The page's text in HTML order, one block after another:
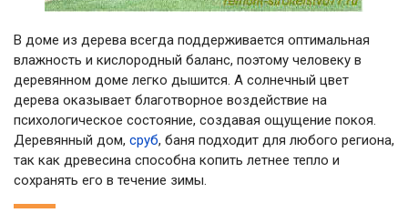
В доме из дерева всегда поддерживается оптимальная
влажность и кислородный баланс, поэтому человеку в
деревянном доме легко дышится. А солнечный цвет
дерева оказывает благотворное воздействие на
психологическое состояние, создавая ощущение покоя.
Деревянный дом, сруб, баня подходит для любого региона,
так как древесина способна копить летнее тепло и
сохранять его в течение зимы.